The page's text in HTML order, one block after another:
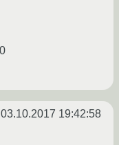
03.10.2017 19:42:58